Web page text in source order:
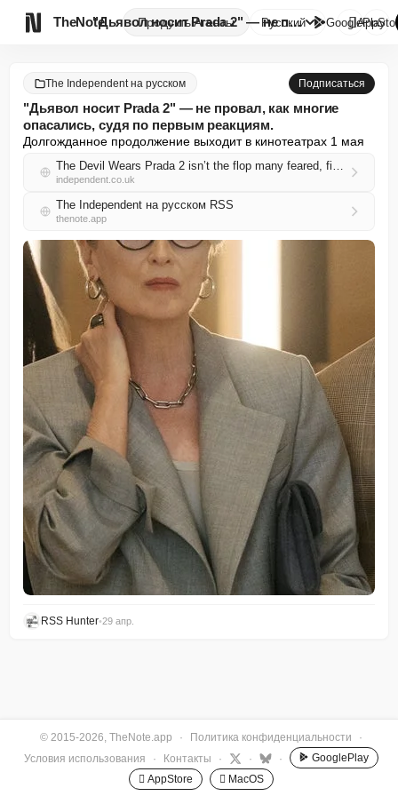
TheNote ПродуктыАгенты "Дьявол носит Prada 2" — не пр...
Русский GooglePlay

The Independent на русском Подписаться
"Дьявол носит Prada 2" — не провал, как многие
опасались, судя по первым реакциям.
Долгожданное продолжение выходит в кинотеатрах 1 мая
The Devil Wears Prada 2 isn’t the flop many feared, first reactions suggest
independent.co.uk
The Independent на русском RSS
thenote.app
RSS Hunter•29 апр.
© 2015-2026, TheNote.app · Политика конфиденциальности
·
Условия использования
· Контакты · · ·
GooglePlay
 AppStore
 MacOS